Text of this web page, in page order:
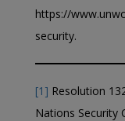
https://
security.
[1] Resolution
Nations Security